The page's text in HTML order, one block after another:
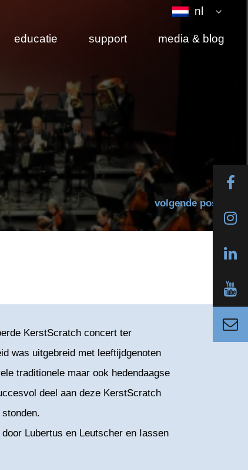
nl
educatie support media & blog
volgende post
KerstScratch concert ter
was uitgebreid met leeftijdgenoten
traditionele maar ook hedendaagse
deel aan deze KerstScratch
Lubertus en Leutscher en Iassen